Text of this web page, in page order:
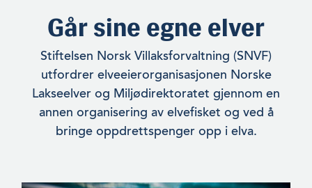
Går sine egne elver
Stiftelsen Norsk Villaksforvaltning (SNVF)
utfordrer elveeieror­ganisasjonen Norske
Lakseelver og Miljødirektoratet gjennom en
annen organisering av elvefisket og ved å
bringe oppdrettspenger opp i elva.